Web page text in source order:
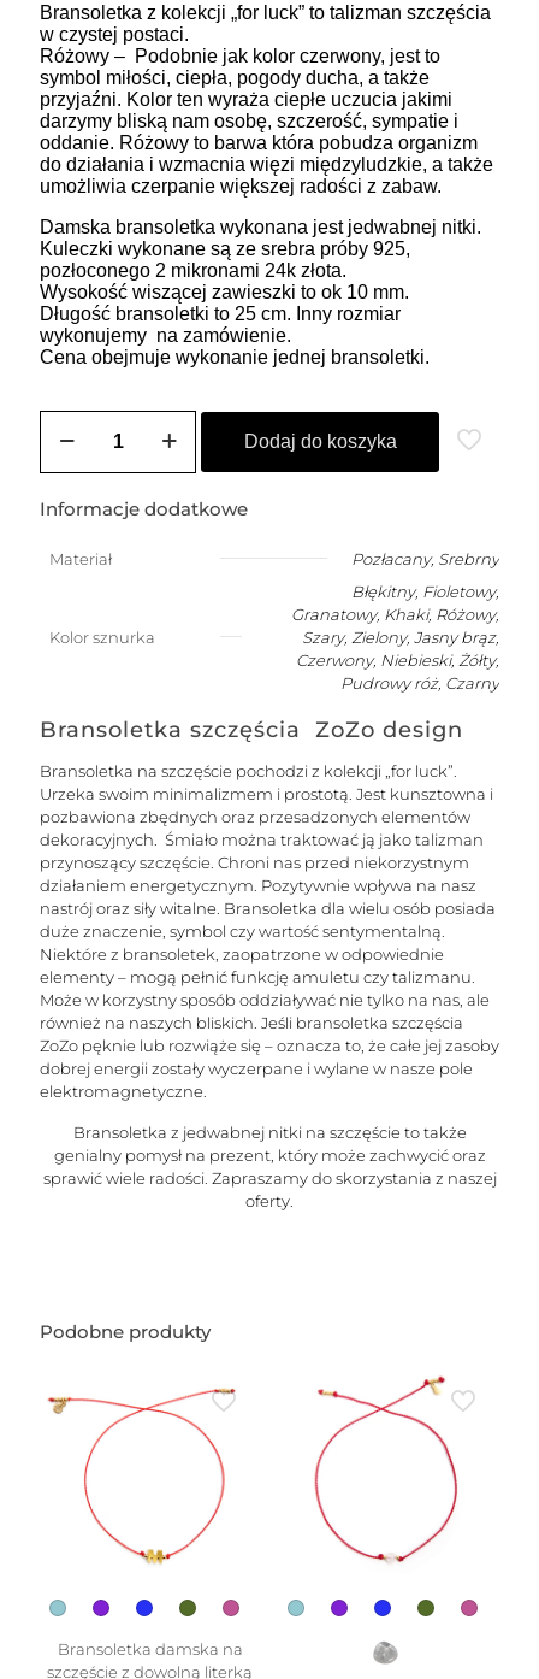
Bransoletka z kolekcji „for luck” to talizman szczęścia
w czystej postaci.
Różowy – Podobnie jak kolor czerwony, jest to
symbol miłości, ciepła, pogody ducha, a także
przyjaźni. Kolor ten wyraża ciepłe uczucia jakimi
darzymy bliską nam osobę, szczerość, sympatie i
oddanie. Różowy to barwa która pobudza organizm
do działania i wzmacnia więzi międzyludzkie, a także
umożliwia czerpanie większej radości z zabaw.
Damska bransoletka wykonana jest jedwabnej nitki.
Kuleczki wykonane są ze srebra próby 925,
pozłoconego 2 mikronami 24k złota.
Wysokość wiszącej zawieszki to ok 10 mm.
Długość bransoletki to 25 cm. Inny rozmiar
wykonujemy na zamówienie.
Cena obejmuje wykonanie jednej bransoletki.
ZOZO
bransoletka
na
szczęście
motylkiem
Dodaj do koszyka
Informacje dodatkowe
Materiał Pozłacany, Srebrny
Kolor sznurka
Błękitny, Fioletowy,
Granatowy, Khaki, Różowy,
Szary, Zielony, Jasny brąz,
Czerwony, Niebieski, Żółty,
Pudrowy róż, Czarny
Bransoletka szczęścia ZoZo design
Bransoletka na szczęście pochodzi z kolekcji „for luck”.
Urzeka swoim minimalizmem i prostotą. Jest kunsztowna i
pozbawiona zbędnych oraz przesadzonych elementów
dekoracyjnych. Śmiało można traktować ją jako talizman
przynoszący szczęście. Chroni nas przed niekorzystnym
działaniem energetycznym. Pozytywnie wpływa na nasz
nastrój oraz siły witalne. Bransoletka dla wielu osób posiada
duże znaczenie, symbol czy wartość sentymentalną.
Niektóre z bransoletek, zaopatrzone w odpowiednie
elementy – mogą pełnić funkcję amuletu czy talizmanu.
Może w korzystny sposób oddziaływać nie tylko na nas, ale
również na naszych bliskich. Jeśli bransoletka szczęścia
ZoZo pęknie lub rozwiąże się – oznacza to, że całe jej zasoby
dobrej energii zostały wyczerpane i wylane w nasze pole
elektromagnetyczne.
Bransoletka z jedwabnej nitki na szczęście to także
genialny pomysł na prezent, który może zachwycić oraz
sprawić wiele radości. Zapraszamy do skorzystania z naszej
oferty.
Podobne produkty
Bransoletka damska na
szczęście z dowolną literką